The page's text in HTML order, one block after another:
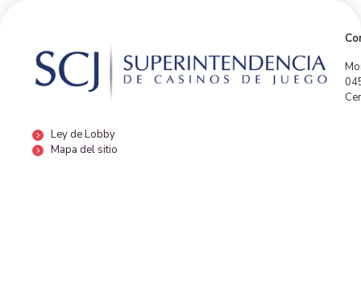
Ley de Lobby
Mapa del sitio